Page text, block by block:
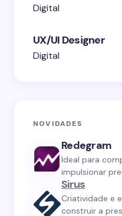
Digital
UX/UI Designer
Digital
NOVIDADES
Redegram
Ideal para
impulsionar
Sirus
Criatividade e
construir a